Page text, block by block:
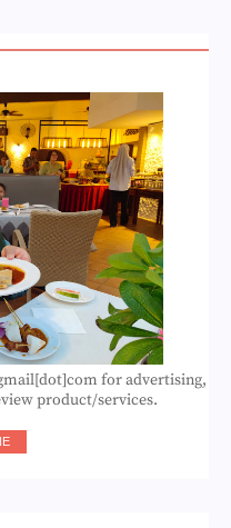
for advertising,
product/services.